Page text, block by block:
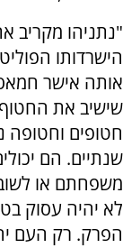
"נתניהו מקריב
הישרדותו
אותה אישר
חטופים
שנתיים. הם
משפחתם או
לא יהיה עסוק
הפרק. רק העם